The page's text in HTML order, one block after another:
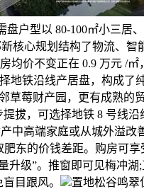
户型以 80-100㎡小三居
核心规划结构了物流、智
均价不变正在 0.9 万元 /㎡
地铁沿线产居盘，构成了
草莓财产园，更有成熟的
拔，可选择地铁 8 号线
中高端家庭或从城外溢改
东的价钱差距。购房可享
升级”。推窗即可见梅冲
目跟风。
置地松谷鸣翠